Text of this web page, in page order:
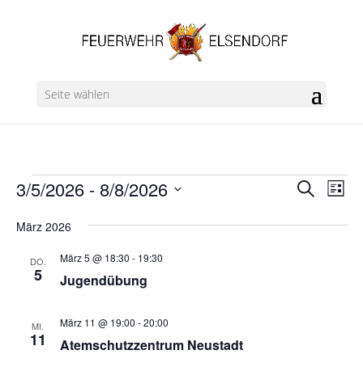
Seite wählen
Veranstaltungen
und
SucheListe
3/5/2026 - 8/8/2026
wählen.
März 2026
DO.
5 Jugendübung
März 5 @ 18:30 - 19:30
MI.
11 Atemschutzzentrum Neustadt
März 11 @ 19:00 -20:00